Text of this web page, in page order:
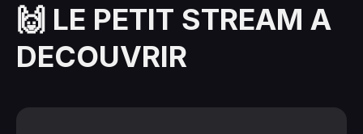
🙌 LE PETIT STREAM A
DECOUVRIR